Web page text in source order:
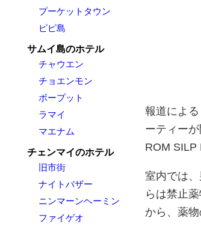
プーケットタウン
ピピ島
サムイ島のホテル
チャウエン
チョエンモン
ボープット
ラマイ
マエナム
チェンマイのホテル
旧市街
ナイトバザー
ニンマーンヘーミン
ファイゲオ
報道によ
ーティー
ROM SILP
室内では
らは禁止
から、薬